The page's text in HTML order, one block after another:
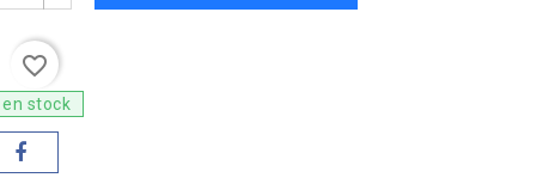
favorite_border
en stock